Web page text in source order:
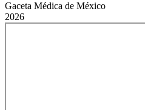
Gaceta Médica de México
2026